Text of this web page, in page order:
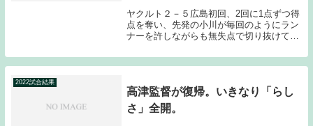
ヤクルト２－５広島初回、2回に1点ずつ得
点を奪い、先発の小川が毎回のようにラン
ナーを許しながらも無失点で切り抜けてい
も含めて考えれば、何となく逃げ切れそう
だなと感じていたのだが、8回2アウトから
2022試合結果
高津監督が復帰。いきなり「らし
さ」全開。